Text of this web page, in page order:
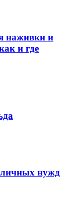
наживки и
и где
личных нужд